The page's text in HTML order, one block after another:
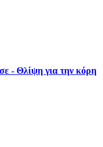
- Θλίψη για την κόρη